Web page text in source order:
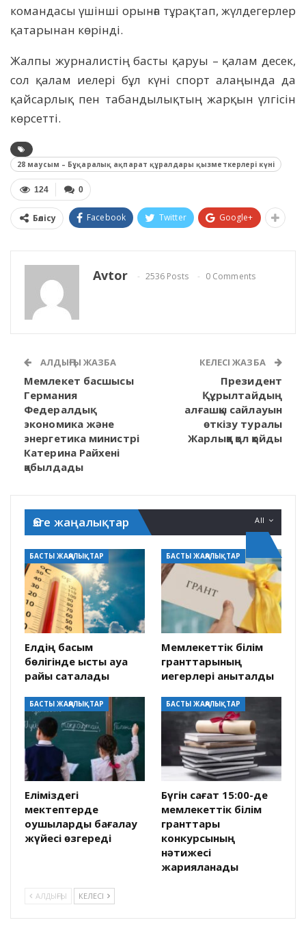
командасы үшінші орынға тұрақтап, жүлдегерлер
қатарынан көрінді.
Жалпы журналистің басты қаруы – қалам десек,
сол қалам иелері бұл күні спорт алаңында да
қайсарлық пен табандылықтың жарқын үлгісін
көрсетті.
28 маусым – Бұқаралық ақпарат құралдары қызметкерлері күні
0
124
Бөлісу Facebook Twitter Google+
Avtor 2536 Posts 0 Comments
АЛДЫҢҒЫ ЖАЗБА
Мемлекет басшысы
Германия
Федералдық
экономика және
энергетика министрі
Катерина Райхені
қабылдады
КЕЛЕСІ ЖАЗБА
Президент
Құрылтайдың
алғашқы сайлауын
өткізу туралы
Жарлыққа қол қойды
All
Өзге жаңалықтар
БАСТЫ ЖАҢАЛЫҚТАР
Елдің басым
бөлігінде ыстық ауа
райы сақталады
БАСТЫ ЖАҢАЛЫҚТАР
Мемлекеттік білім
гранттарының
иегерлері анықталды
БАСТЫ ЖАҢАЛЫҚТАР
Еліміздегі
мектептерде
оқушыларды бағалау
жүйесі өзгереді
БАСТЫ ЖАҢАЛЫҚТАР
Бүгін сағат 15:00-де
мемлекеттік білім
гранттары
конкурсының
нәтижесі
жарияланады
АЛДЫҢҒЫ КЕЛЕСІ